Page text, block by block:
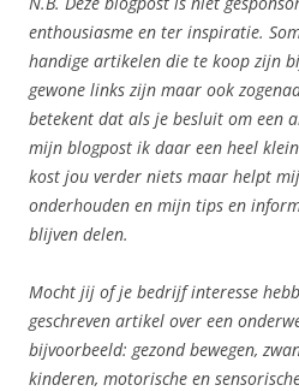
enthousiasme en ter inspiratie.
handige artikelen die te koop zijn
gewone links zijn maar ook
betekent dat als je besluit om een
mijn blogpost ik daar een heel
kost jou verder niets maar helpt
onderhouden en mijn tips en
blijven delen.
Mocht jij of je bedrijf interesse
geschreven artikel over een
bijvoorbeeld: gezond bewegen,
kinderen, motorische en